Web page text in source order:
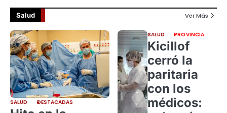
Salud Ver Más
SALUD DESTACADAS
SALUD PROVINCIA
Kicillof
cerró la
paritaria
con los
médicos: